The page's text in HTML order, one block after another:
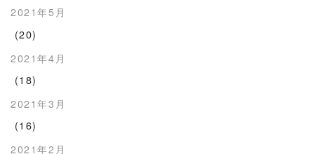
2021年5月
(20)
2021年4月
(18)
2021年3月
(16)
2021年2月